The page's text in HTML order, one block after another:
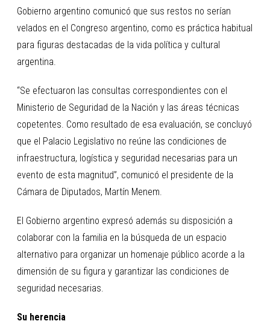
Gobierno argentino comunicó que sus restos no serían
velados en el Congreso argentino, como es práctica habitual
para figuras destacadas de la vida política y cultural
argentina.
“Se efectuaron las consultas correspondientes con el
Ministerio de Seguridad de la Nación y las áreas técnicas
copetentes. Como resultado de esa evaluación, se concluyó
que el Palacio Legislativo no reúne las condiciones de
infraestructura, logística y seguridad necesarias para un
evento de esta magnitud”, comunicó el presidente de la
Cámara de Diputados, Martín Menem.
El Gobierno argentino expresó además su disposición a
colaborar con la familia en la búsqueda de un espacio
alternativo para organizar un homenaje público acorde a la
dimensión de su figura y garantizar las condiciones de
seguridad necesarias.
Su herencia